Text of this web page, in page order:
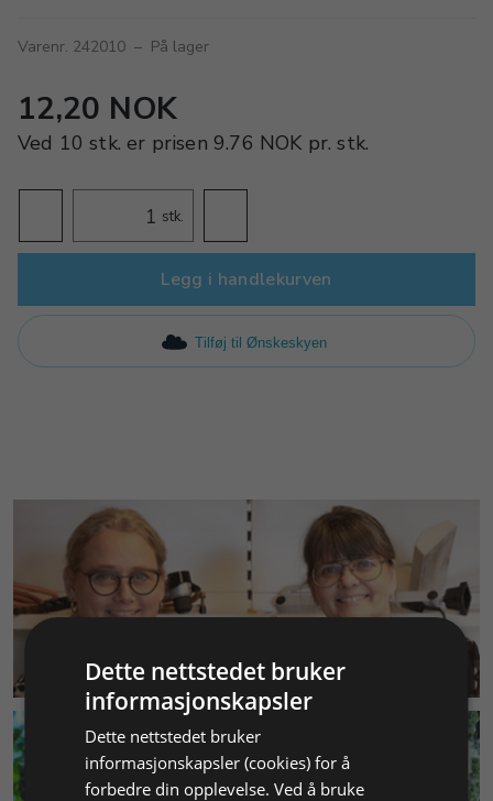
Varenr. 242010 – På lager
12,20 NOK
Ved 10 stk. er prisen 9.76 NOK pr.stk.
stk.
Legg i handlekurven
Tilføj til Ønskeskyen
KUNDESERVICE
Dette nettstedet bruker
informasjonskapsler
Dette nettstedet bruker
informasjonskapsler (cookies) for å
forbedre din opplevelse. Ved å bruke